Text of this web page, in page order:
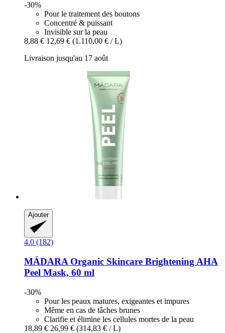
-30%
Pour le traitement des boutons
Concentré & puissant
Invisible sur la peau
8,88 € 12,69 € (1.110,00 € / L)
Livraison jusqu'au 17 août
Ajouter
4.0 (182)
MÁDARA Organic Skincare Brightening AHA
Peel Mask, 60 ml
-30%
Pour les peaux matures, exigeantes et impures
Même en cas de tâches brunes
Clarifie et élimine les cellules mortes de la peau
18,89 € 26,99 € (314,83 € / L)